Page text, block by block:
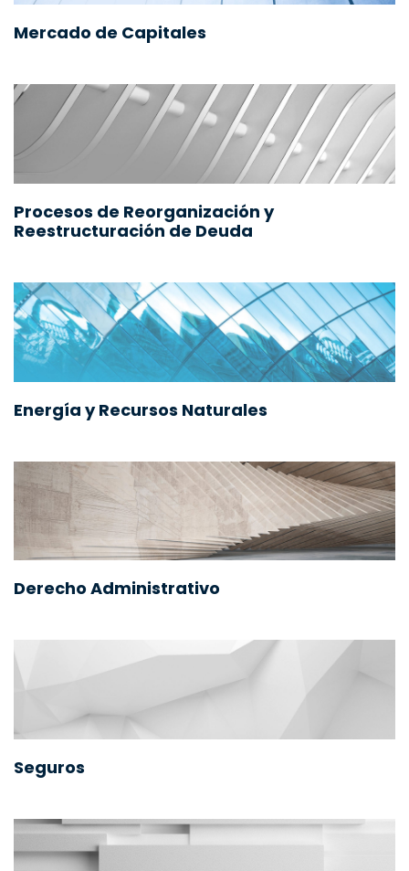
Mercado de Capitales
Procesos de Reorganización y
Reestructuración de Deuda
Energía y Recursos Naturales
Derecho Administrativo
Seguros